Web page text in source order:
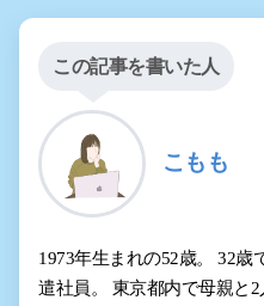
この記事を書いた人
こもも
1973年生まれの52歳。 32
遣社員。 東京都内で母親と